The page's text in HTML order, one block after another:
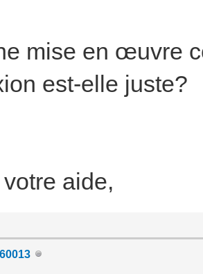
mise en œuvre
est-elle juste?
aide,